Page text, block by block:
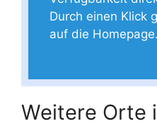
Durch einen Klick
auf die Homepage.
Weitere Orte